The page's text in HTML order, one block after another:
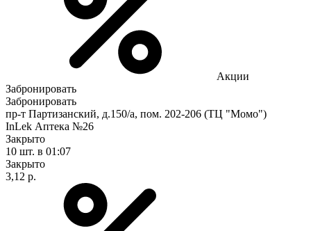
Акции
Забронировать
Забронировать
пр-т Партизанский, д.150/а, пом. 202-206 (ТЦ "Момо")
InLek Аптека №26
Закрыто
10 шт. в 01:07
Закрыто
3,12 р.